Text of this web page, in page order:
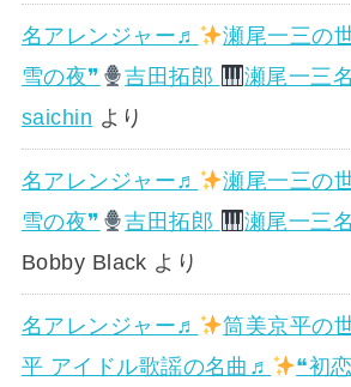
名アレンジャー♬ 瀬尾一三の
雪の夜❞
吉田拓郎 瀬尾一三
saichin より
名アレンジャー♬ 瀬尾一三の
雪の夜❞
吉田拓郎 瀬尾一三
Bobby Black より
名アレンジャー♬ 筒美京平の
平 アイドル歌謡の名曲♬
❝初